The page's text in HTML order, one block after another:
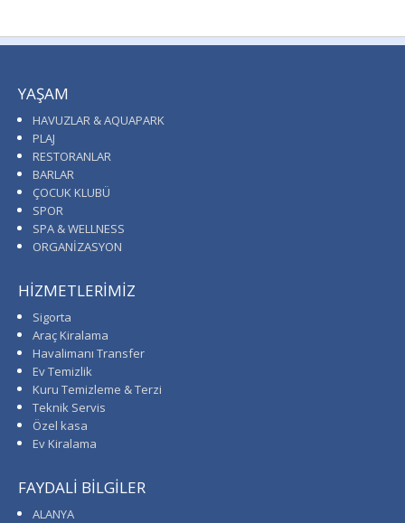
YAŞAM
HAVUZLAR & AQUAPARK
PLAJ
RESTORANLAR
BARLAR
ÇOCUK KLUBÜ
SPOR
SPA & WELLNESS
ORGANİZASYON
HİZMETLERİMİZ
Sigorta
Araç Kiralama
Havalimanı Transfer
Ev Temizlik
Kuru Temizleme & Terzi
Teknik Servis
Özel kasa
Ev Kiralama
FAYDALİ BİLGİLER
ALANYA